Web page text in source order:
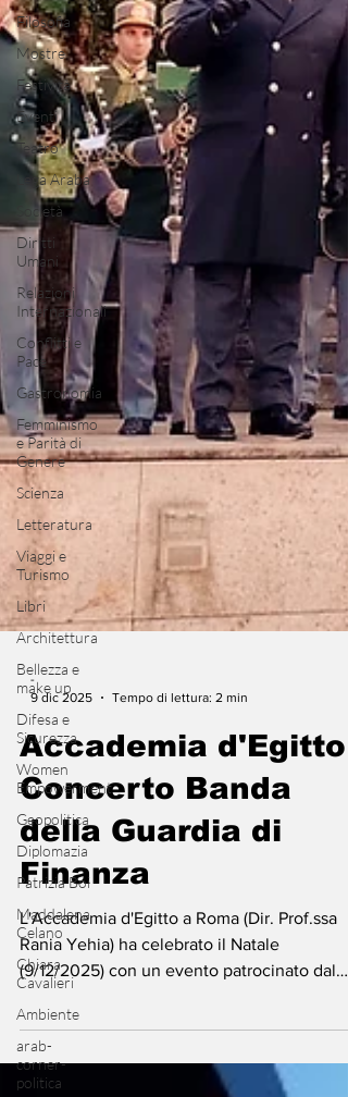
Filosofia
Mostre
Festività
Eventi
Teatro
Lega Araba
Società
Diritti
Umani
Relazioni
Internazionali
Conflitti e
Pace
Gastronomia
Femminismo
e Parità di
Genere
Scienza
Letteratura
Viaggi e
Turismo
Libri
Architettura
Bellezza e
make up
Difesa e
Sicurezza
Women
Empowerment
Geopolitica
Diplomazia
Patrizia Boi
Maddalena
Celano
Chiara
Cavalieri
Ambiente
arab-
corner-
politica
-
9 dic 2025
Tempo di lettura: 2 min
Accademia d'Egitto -
Concerto Banda
della Guardia di
Finanza
L'Accademia d'Egitto a Roma (Dir. Prof.ssa
(9/12/2025) con un evento patrocinato dal
Min. Cultura Egiziano (S.E. Ahmed Hanno) e
dall'Ambasciatore (S.E. Bassam Rady). Il clou